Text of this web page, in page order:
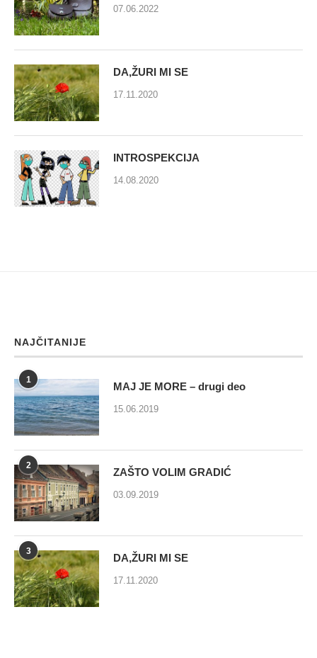
07.06.2022
DA,ŽURI MI SE
17.11.2020
INTROSPEKCIJA
14.08.2020
NAJČITANIJE
1
MAJ JE MORE – drugi deo
15.06.2019
2
ZAŠTO VOLIM GRADIĆ
03.09.2019
3
DA,ŽURI MI SE
17.11.2020